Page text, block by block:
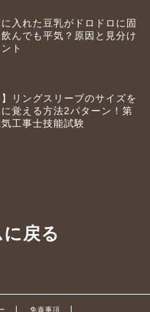
入れた豆乳がドロドロに固
んでも平気？原因と見分け
ト
】リングスリーブのサイズを
覚える方法2パターン！第
工事士技能試験
戻る
免責事項
ビルメンの良さ